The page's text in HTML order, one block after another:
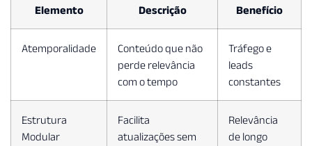
Elemento Descrição Benefício
Atemporalidade
Conteúdo que não
perde relevância
com o tempo
Tráfego e
leads
constantes
Estrutura
Modular
Facilita
atualizações sem
Relevância
de longo